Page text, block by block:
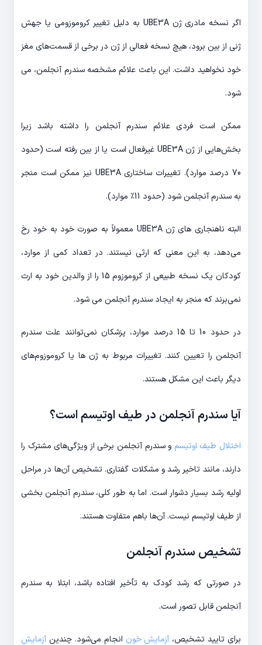
اگر نسخه مادری ژن UBE3A به دلیل تغییر کروموزومی یا جهش
ژنی از بین برود، هیچ نسخه فعالی از ژن در برخی از قسمت‌های مغز
خود نخواهید داشت. این باعث علائم مشخصه سندرم آنجلمن، می
شود.
ممکن است فردی علائم سندرم آنجلمن را داشته باشد زیرا
بخش‌هایی از ژن UBE3A غیرفعال است یا از بین رفته است (حدود
70 درصد موارد). تغییرات ساختاری UBE3A نیز ممکن است منجر
به سندرم آنجلمن شود (حدود 11٪ موارد).
البته ناهنجاری های ژن UBE3A معمولاً به صورت خود به خود رخ
می‌دهد، به این معنی که ارثی نیستند. در تعداد کمی از موارد،
کودکان یک نسخه طبیعی از کروموزوم 15 را از والدین خود به ارث
نمی‌برند که منجر به ایجاد سندرم آنجلمن می شود.
در حدود 10 تا 15 درصد موارد، پزشکان نمی‌توانند علت سندرم
آنجلمن را تعیین کنند. تغییرات مربوط به ژن ها یا کروموزوم‌های
دیگر باعث این مشکل هستند.
آیا سندرم آنجلمن در طیف اوتیسم است؟
اختلال طیف اوتیسم و سندرم آنجلمن برخی از ویژگی‌های مشترک را
دارند، مانند تاخیر رشد و مشکلات گفتاری. تشخیص آن‌ها در مراحل
اولیه رشد بسیار دشوار است. اما به طور کلی، سندرم آنجلمن بخشی
از طیف اوتیسم نیست. آن‌ها باهم متفاوت هستند.
تشخیص سندرم آنجلمن
در صورتی که رشد کودک به تأخیر افتاده باشد، ابتلا به سندرم
آنجلمن قابل تصور است.
برای تایید تشخیص، آزمایش خون انجام می‌شود. چندین آزمایش